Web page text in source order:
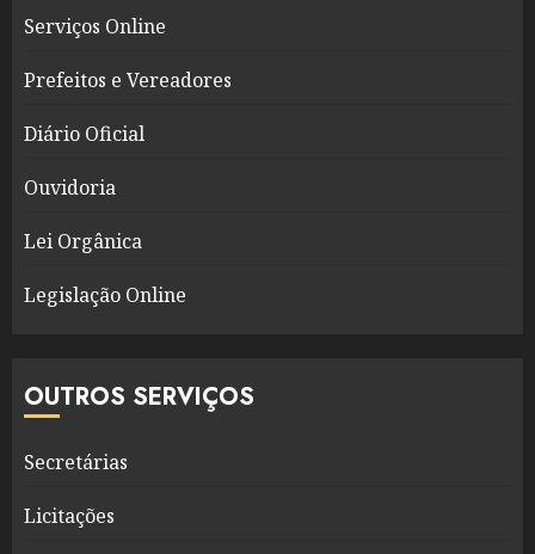
Serviços Online
Prefeitos e Vereadores
Diário Oficial
Ouvidoria
Lei Orgânica
Legislação Online
OUTROS SERVIÇOS
Secretárias
Licitações